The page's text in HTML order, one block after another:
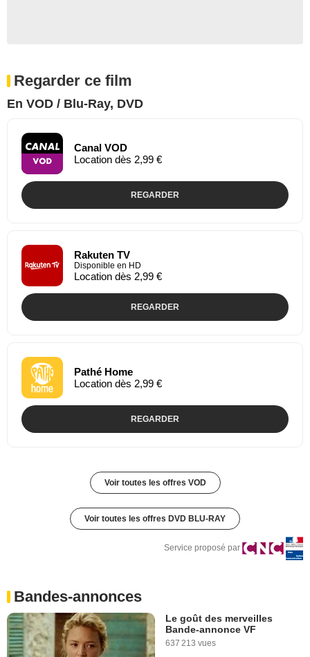
Regarder ce film
En VOD / Blu-Ray, DVD
Canal VOD
Location dès 2,99 €
REGARDER
Rakuten TV
Disponible en HD
Location dès 2,99 €
REGARDER
Pathé Home
Location dès 2,99 €
REGARDER
Voir toutes les offres VOD
Voir toutes les offres DVD BLU-RAY
Service proposé par
Bandes-annonces
Le goût des merveilles
Bande-annonce VF
637 213 vues